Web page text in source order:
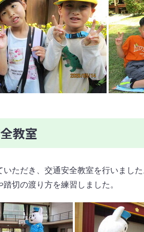
教室
いただき、交通安全教室を行いまし
踏切の渡り方を練習しました。